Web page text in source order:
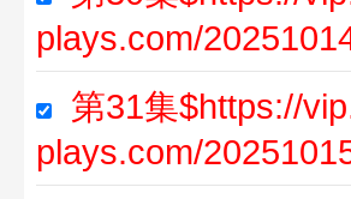
plays.com/
第31集$https://
plays.com/